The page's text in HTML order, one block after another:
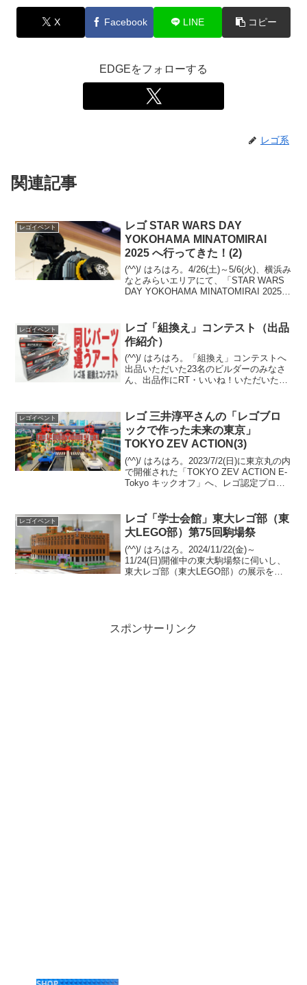
X Facebook LINE コピー
EDGEをフォローする
レゴ系
関連記事
レゴイベント
レゴ STAR WARS DAY
YOKOHAMA MINATOMIRAI
2025 へ行ってきた！(2)
(^^)/ はろはろ。4/26(土)～5/6(火)、横浜み
なとみらいエリアにて、「STAR WARS
DAY YOKOHAMA MINATOMIRAI 2025」
「K...
レゴイベント
レゴ「組換え」コンテスト（出品
作紹介）
(^^)/ はろはろ。「組換え」コンテストへ
出品いただいた23名のビルダーのみなさ
ん、出品作にRT・いいね！いただいたみ
ます。（敬称略）各画像をクリックいた
だくと、最大...
レゴイベント
レゴ 三井淳平さんの「レゴブロ
ックで作った未来の東京」
TOKYO ZEV ACTION(3)
(^^)/ はろはろ。2023/7/2(日)に東京丸の内
で開催された「TOKYO ZEV ACTION E-
Tokyo キックオフ」へ、レゴ認定プロビ
観に、伺い...
レゴイベント
レゴ「学士会館」東大レゴ部（東
大LEGO部）第75回駒場祭
(^^)/ はろはろ。2024/11/22(金)～
11/24(日)開催中の東大駒場祭に伺いし、
東大レゴ部（東大LEGO部）の展示を観
スポンサーリンク